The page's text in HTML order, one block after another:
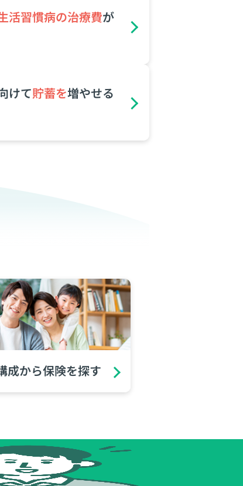
活習慣病の治療費が
けて貯蓄を増やせる
成から保険を探す